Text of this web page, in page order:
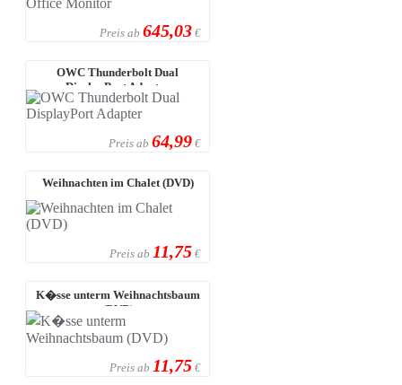
Preis ab 645,03 €
OWC Thunderbolt Dual
DisplayPort Adapter
Preis ab 64,99 €
Weihnachten im Chalet (DVD)
Preis ab 11,75 €
K�sse unterm Weihnachtsbaum
(DVD)
Preis ab 11,75 €